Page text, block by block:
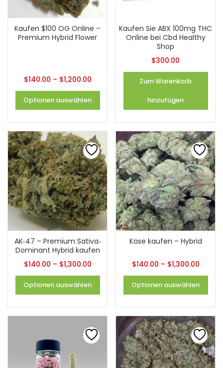
Kaufen $100 OG Online –
Premium Hybrid Flower
$140.00 – $1,200.00
Optionen auswählen
Kaufen Sie ABX 100mg THC
Online bei Cbd Healthy
Shop
$300.00
Zum Warenkorb
hinzufügen
AK‐47 – Premium Sativa‐
Dominant Hybrid kaufen
$140.00 – $1,300.00
Optionen auswählen
Käse kaufen – Hybrid
$140.00 – $1,300.00
Optionen auswählen